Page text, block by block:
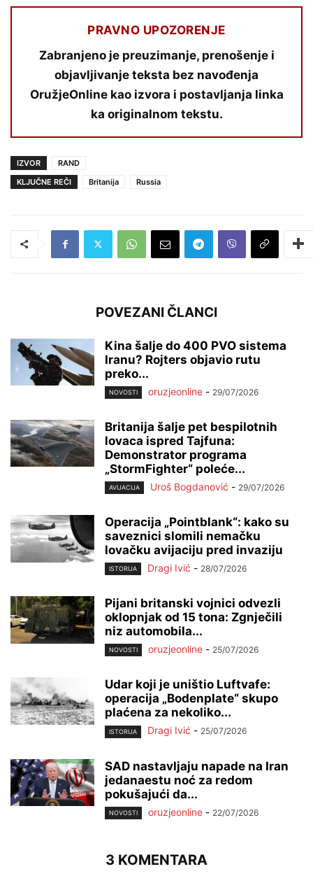
PRAVNO UPOZORENJE
Zabranjeno je preuzimanje, prenošenje i
objavljivanje teksta bez navođenja
OružjeOnline kao izvora i postavljanja linka
ka originalnom tekstu.
IZVOR
RAND
KLJUČNE REČI
Britanija Russia
POVEZANI ČLANCI
Kina šalje do 400 PVO sistema
Iranu? Rojters objavio rutu
preko...
NOVOSTI oruzjeonline - 29/07/2026
Britanija šalje pet bespilotnih
lovaca ispred Tajfuna:
Demonstrator programa
„StormFighter“ poleće...
AVIJACIJA Uroš Bogdanović - 29/07/2026
Operacija „Pointblank“: kako su
saveznici slomili nemačku
lovačku avijaciju pred invaziju
ISTORIJA Dragi Ivić - 28/07/2026
Pijani britanski vojnici odvezli
oklopnjak od 15 tona: Zgnječili
niz automobila...
NOVOSTI oruzjeonline - 25/07/2026
Udar koji je uništio Luftvafe:
operacija „Bodenplate“ skupo
plaćena za nekoliko...
ISTORIJA Dragi Ivić - 25/07/2026
SAD nastavljaju napade na Iran
jedanaestu noć za redom
pokušajući da...
NOVOSTI oruzjeonline - 22/07/2026
3 KOMENTARA